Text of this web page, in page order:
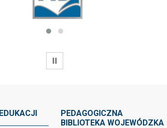
WSTRZYMAJ
PEDAGOGICZNA
BIBLIOTEKA WOJEWÓDZKA